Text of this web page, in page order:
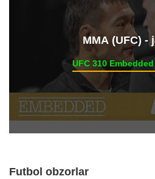
ММА (UFC) -
UFC 310
Futbol obzorlar